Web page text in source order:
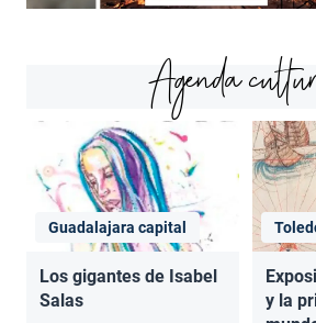
Agenda
Guadalajara capital
Los gigantes de Isabel
Salas
y la